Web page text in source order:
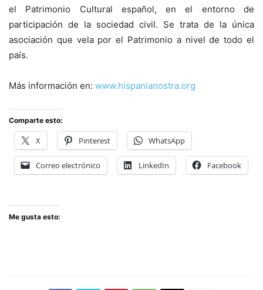
el Patrimonio Cultural español, en el entorno de
participación de la sociedad civil. Se trata de la única
asociación que vela por el Patrimonio a nivel de todo el
país.
Más información en: www.hispanianostra.org
Comparte esto:
X Pinterest WhatsApp
Correo electrónico LinkedIn Facebook
Me gusta esto: